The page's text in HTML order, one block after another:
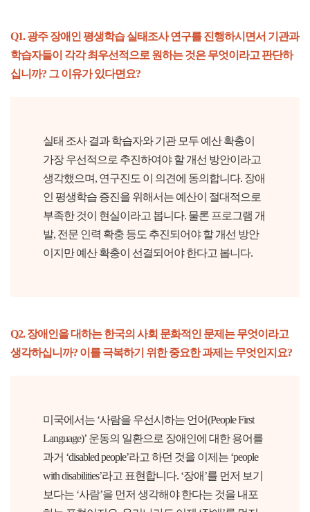
Q1. 광주 장애인 평생학습 실태조사 연구를 진행하시면서 기관과
학습자들이 각각 최우선적으로 원하는 것은 무엇이라고 판단하
십니까? 그 이유가 있다면요?
실태 조사 결과 학습자와 기관 모두 예산 확충이
가장 우선적으로 추진하여야 할 개선 방안이라고
생각했으며, 연구진도 이 의견에 동의합니다. 장애
인 평생학습 증진을 위해서는 예산이 절대적으로
부족한 것이 현실이라고 봅니다. 물론 프로그램 개
발, 전문 인력 확충 등도 추진되어야 할 개선 방안
이지만 예산 확충이 선결되어야 한다고 봅니다.
Q2. 장애인을 대하는 한국의 사회 문화적인 문제는 무엇이라고
생각하십니까? 이를 극복하기 위한 중요한 과제는 무엇인지요?
미국에서는 ‘사람을 우선시하는 언어(People First
Language)’ 운동의 일환으로 장애인에 대한 용어를
과거 ‘disabled people’라고 하던 것을 이제는 ‘people
with disabilities’라고 표현합니다. ‘장애’를 먼저 보기
보다는 ‘사람’을 먼저 생각해야 한다는 것을 내포